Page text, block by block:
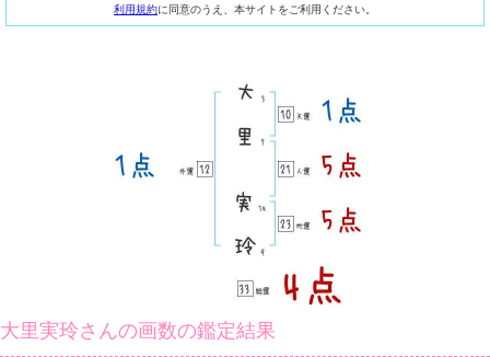
利用規約に同意のうえ、本サイトをご利用ください。
大里実玲さんの画数の鑑定結果